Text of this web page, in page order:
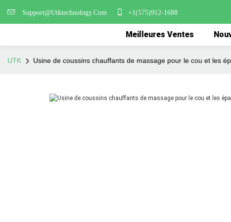
Support@Utktechnology.Com +1(575)912-1688
Meilleures Ventes
UTK Usine de coussins chauffants de massage pour le cou et les